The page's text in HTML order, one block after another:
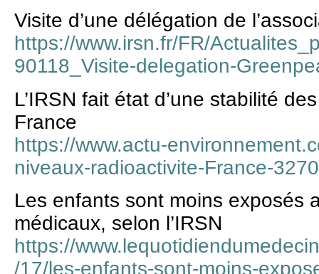
Visite d’une délégation de
https://www.irsn.fr/FR/
90118_Visite-delegation-
L’IRSN fait état d’une stabilité
France
https://www.actu-
niveaux-radioactivite-France-
Les enfants sont moins exposés
médicaux, selon l’IRSN
https://
/17/les-enfants-sont-moins-